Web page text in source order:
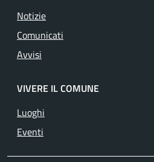
Notizie
Comunicati
Avvisi
VIVERE IL COMUNE
Luoghi
Eventi